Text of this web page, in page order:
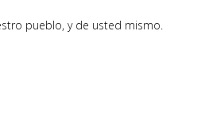
pueblo, y de usted mismo.